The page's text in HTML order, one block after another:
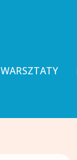
WARSZTATY